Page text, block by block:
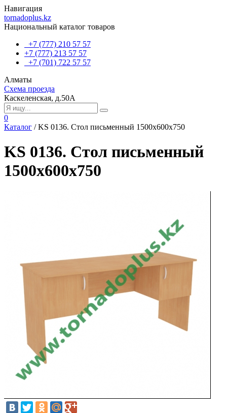
Навигация
tornadoplus.kz
Национальный каталог товаров
+7 (777) 210 57 57
+7 (777) 213 57 57
+7 (701) 722 57 57
Алматы
Схема проезда
Каскеленская, д.50А
0
Каталог /KS 0136. Стол письменный 1500х600х750
KS 0136. Стол письменный
1500х600х750